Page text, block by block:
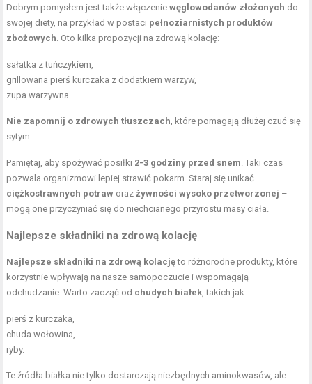
Dobrym pomysłem jest także włączeniewęglowodanów złożonych do
swojej diety, na przykład w postaci pełnoziarnistych produktów
zbożowych . Oto kilka propozycji na zdrową kolację:
sałatka z tuńczykiem,
grillowana pierś kurczaka z dodatkiem warzyw,
zupa warzywna.
Nie zapomnij o zdrowych tłuszczach , które pomagają dłużej czuć się
sytym.
Pamiętaj, aby spożywać posiłki 2-3 godziny przed snem . Taki czas
pozwala organizmowi lepiej strawić pokarm. Staraj się unikać
ciężkostrawnych potraw orazżywności wysoko przetworzonej –
mogą one przyczyniać się do niechcianego przyrostu masy ciała.
Najlepsze składniki na zdrową kolację
Najlepsze składniki na zdrową kolacjęto różnorodne produkty, które
korzystnie wpływają na nasze samopoczucie i wspomagają
odchudzanie. Warto zacząć od chudych białek , takich jak:
pierś z kurczaka,
chuda wołowina,
ryby.
Te źródła białka nie tylko dostarczają niezbędnych aminokwasów, ale